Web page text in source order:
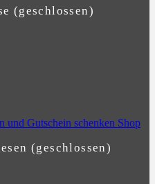
(geschlossen)
(geschlossen)